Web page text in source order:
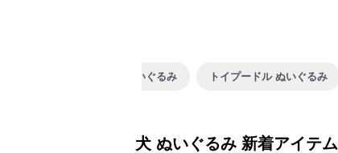
柴犬 ぬいぐるみ トイプードル ぬいぐるみ
犬 ぬいぐるみ 新着アイテム